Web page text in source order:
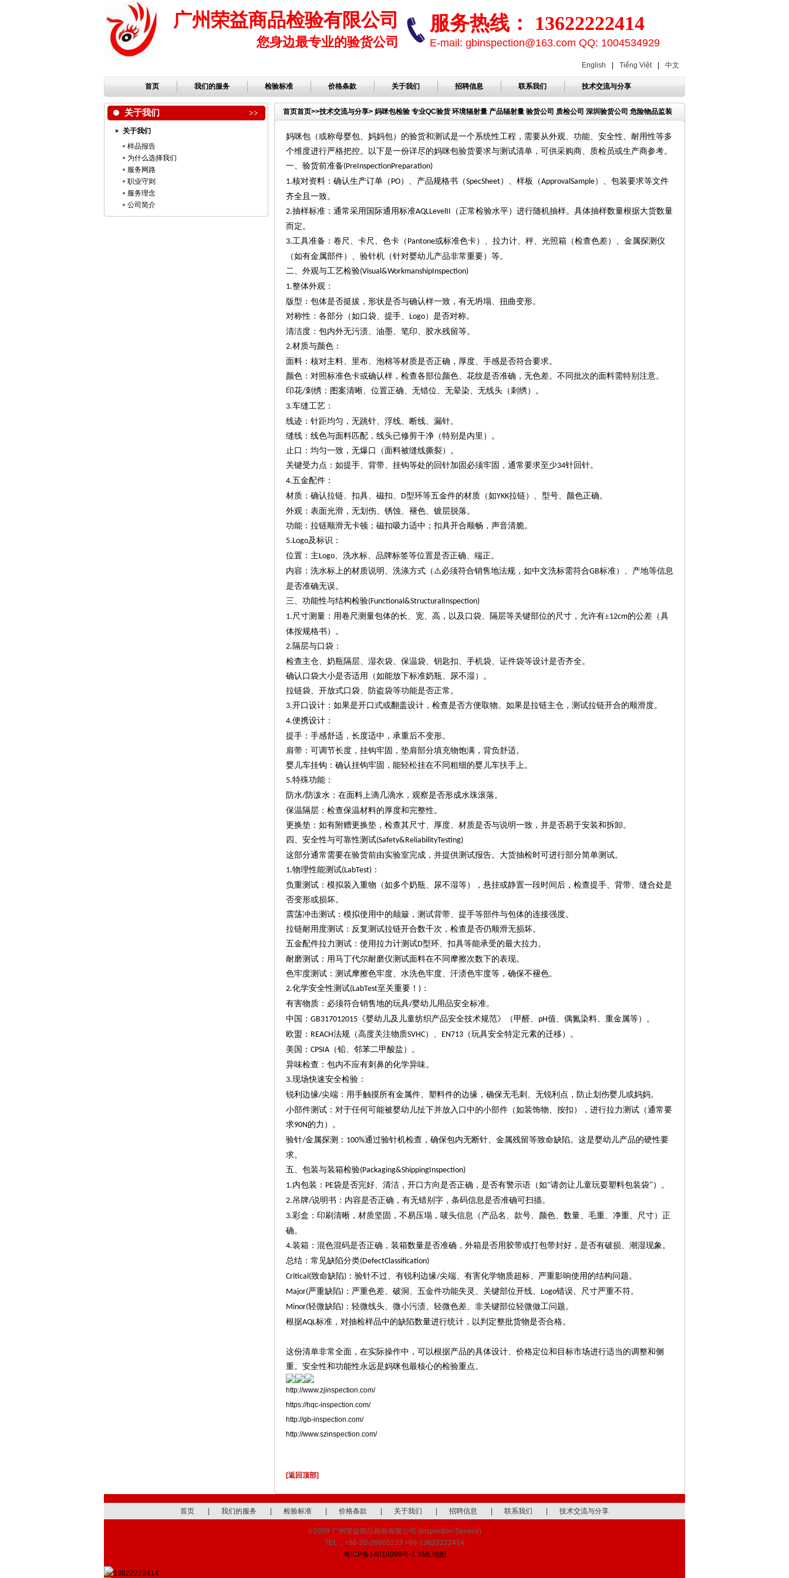
广州荣益商品检验有限公司
您身边最专业的验货公司
服务热线： 13622222414
E-mail: gbinspection@163.com QQ: 1004534929
English Tiếng Việt 中文
首页 我们的服务 检验标准 价格条款 关于我们 招聘信息 联系我们 技术交流与分享
关于我们
关于我们
样品报告
为什么选择我们
服务网路
职业守则
服务理念
公司简介
首页首页>>技术交流与分享> 妈咪包检验 专业QC验货 环境辐射量 产品辐射量 验货公司 质检公司 深圳验货公司 危险物品监装
妈咪包（或称母婴包、妈妈包）的验货和测试是一个系统性工程，需要从外观、功能、安全性、耐用性等多
个维度进行严格把控。以下是一份详尽的妈咪包验货要求与测试清单，可供采购商、质检员或生产商参考。
一、验货前准备(PreInspectionPreparation)
1.核对资料：确认生产订单（ PO）、产品规格书（SpecSheet）、样板（ApprovalSample）、包装要求等文件
齐全且一致。
2.抽样标准：通常采用国际通用标准AQLLevelII （正常检验水平）进行随机抽样。具体抽样数量根据大货数量
而定。
3.工具准备：卷尺、卡尺、色卡（ Pantone或标准色卡）、拉力计、秤、光照箱（检查色差）、金属探测仪
（如有金属部件）、验针机（针对婴幼儿产品非常重要）等。
二、外观与工艺检验(Visual&WorkmanshipInspection)
1.整体外观：
版型：包体是否挺拔，形状是否与确认样一致，有无坍塌、扭曲变形。
对称性：各部分（如口袋、提手、 Logo）是否对称。
清洁度：包内外无污渍、油墨、笔印、胶水残留等。
2.材质与颜色：
面料：核对主料、里布、泡棉等材质是否正确，厚度、手感是否符合要求。
颜色：对照标准色卡或确认样，检查各部位颜色、花纹是否准确，无色差。不同批次的面料需特别注意。
印花/刺绣：图案清晰、位置正确、无错位、无晕染、无线头（刺绣）。
3.车缝工艺：
线迹：针距均匀，无跳针、浮线、断线、漏针。
缝线：线色与面料匹配，线头已修剪干净（特别是内里）。
止口：均匀一致，无爆口（面料被缝线撕裂）。
关键受力点：如提手、背带、挂钩等处的回针加固必须牢固，通常要求至少34针回针。
4.五金配件：
材质：确认拉链、扣具、磁扣、 D型环等五金件的材质（如YKK拉链）、型号、颜色正确。
外观：表面光滑，无划伤、锈蚀、褪色、镀层脱落。
功能：拉链顺滑无卡顿；磁扣吸力适中；扣具开合顺畅，声音清脆。
5.Logo及标识：
位置：主Logo、洗水标、品牌标签等位置是否正确、端正。
内容：洗水标上的材质说明、洗涤方式（ ⚠必须符合销售地法规，如中文洗标需符合GB标准）、产地等信息
是否准确无误。
三、功能性与结构检验(Functional&StructuralInspection)
1. 尺寸测量：用卷尺测量包体的长、宽、高，以及口袋、隔层等关键部位的尺寸，允许有±12cm的公差（具
体按规格书）。
2. 隔层与口袋：
检查主仓、奶瓶隔层、湿衣袋、保温袋、钥匙扣、手机袋、证件袋等设计是否齐全。
确认口袋大小是否适用（如能放下标准奶瓶、尿不湿）。
拉链袋、开放式口袋、防盗袋等功能是否正常。
3.开口设计：如果是开口式或翻盖设计，检查是否方便取物。如果是拉链主仓，测试拉链开合的顺滑度。
4.便携设计：
提手：手感舒适，长度适中，承重后不变形。
肩带：可调节长度，挂钩牢固，垫肩部分填充物饱满，背负舒适。
婴儿车挂钩：确认挂钩牢固，能轻松挂在不同粗细的婴儿车扶手上。
5.特殊功能：
防水/防泼水：在面料上滴几滴水，观察是否形成水珠滚落。
保温隔层：检查保温材料的厚度和完整性。
更换垫：如有附赠更换垫，检查其尺寸、厚度、材质是否与说明一致，并是否易于安装和拆卸。
四、安全性与可靠性测试(Safety&ReliabilityTesting)
这部分通常需要在验货前由实验室完成，并提供测试报告。大货抽检时可进行部分简单测试。
1.物理性能测试(LabTest) ：
负重测试：模拟装入重物（如多个奶瓶、尿不湿等），悬挂或静置一段时间后，检查提手、背带、缝合处是
否变形或损坏。
震荡冲击测试：模拟使用中的颠簸，测试背带、提手等部件与包体的连接强度。
拉链耐用度测试：反复测试拉链开合数千次，检查是否仍顺滑无损坏。
五金配件拉力测试：使用拉力计测试D型环、扣具等能承受的最大拉力。
耐磨测试：用马丁代尔耐磨仪测试面料在不同摩擦次数下的表现。
色牢度测试：测试摩擦色牢度、水洗色牢度、汗渍色牢度等，确保不褪色。
2.化学安全性测试(LabTest至关重要！ ) ：
有害物质：必须符合销售地的玩具/婴幼儿用品安全标准。
中国： GB317012015 《婴幼儿及儿童纺织产品安全技术规范》（甲醛、 pH值、偶氮染料、重金属等）。
欧盟： REACH法规（高度关注物质SVHC）、 EN713 （玩具安全特定元素的迁移）。
美国： CPSIA （铅、邻苯二甲酸盐）。
异味检查：包内不应有刺鼻的化学异味。
3.现场快速安全检验：
锐利边缘/尖端：用手触摸所有金属件、塑料件的边缘，确保无毛刺、无锐利点，防止划伤婴儿或妈妈。
小部件测试：对于任何可能被婴幼儿扯下并放入口中的小部件（如装饰物、按扣），进行拉力测试（通常要
求90N的力）。
验针/金属探测： 100%通过验针机检查，确保包内无断针、金属残留等致命缺陷。这是婴幼儿产品的硬性要
求。
五、包装与装箱检验(Packaging&ShippingInspection)
1.内包装： PE袋是否完好、清洁，开口方向是否正确，是否有警示语（如“请勿让儿童玩耍塑料包装袋”）。
2.吊牌/说明书：内容是否正确，有无错别字，条码信息是否准确可扫描。
3.彩盒：印刷清晰，材质坚固，不易压塌，唛头信息（产品名、款号、颜色、数量、毛重、净重、尺寸）正
确。
4.装箱：混色混码是否正确，装箱数量是否准确，外箱是否用胶带或打包带封好，是否有破损、潮湿现象。
总结：常见缺陷分类(DefectClassification)
Critical(致命缺陷) ：验针不过、有锐利边缘/尖端、有害化学物质超标、严重影响使用的结构问题。
Major(严重缺陷) ：严重色差、破洞、五金件功能失灵、关键部位开线、 Logo错误、尺寸严重不符。
Minor(轻微缺陷) ：轻微线头、微小污渍、轻微色差、非关键部位轻微做工问题。
根据AQL标准，对抽检样品中的缺陷数量进行统计，以判定整批货物是否合格。
这份清单非常全面，在实际操作中，可以根据产品的具体设计、价格定位和目标市场进行适当的调整和侧
重。安全性和功能性永远是妈咪包最核心的检验重点。
http://www.zjinspection.com/
https://hqc-inspection.com/
http://gb-inspection.com/
http://www.szinspection.com/
[返回顶部]
首页 我们的服务 检验标准 价格条款 关于我们 招聘信息 联系我们 技术交流与分享
©2009 广州荣益商品检验有限公司 (Inspection Service)
TEL：+86-20-28965223 +86-13622222414
粤ICP备14018099号-1 XML地图
13622222414